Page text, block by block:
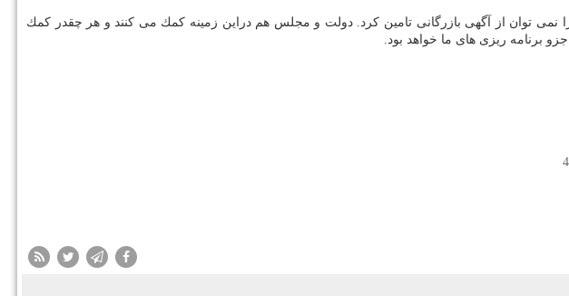
توان از آگهی بازرگانی تامین كرد. دولت و مجلس هم دراین زمینه كمك می كنند و هر چقدر كمك
برنامه ریزی های ما خواهد بود.